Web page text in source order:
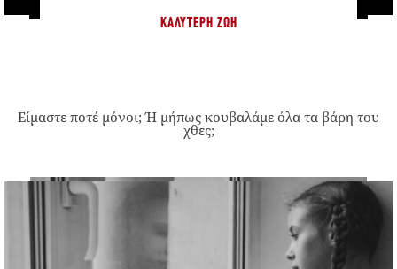
ΚΑΛΎΤΕΡΗ ΖΩΉ
Είμαστε ποτέ μόνοι; Ή μήπως κουβαλάμε όλα τα βάρη του
χθες;